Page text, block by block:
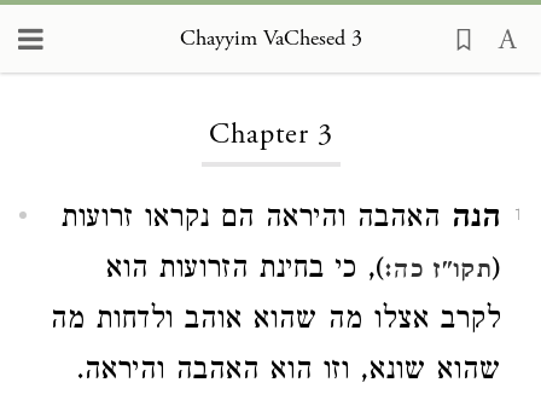
Chayyim VaChesed 3
Chapter 3
1 הנה האהבה והיראה הם נקראו זרועות
(תקו"ז כה:), כי בחינת הזרועות הוא
לקרב אצלו מה שהוא אוהב ולדחות מה
שהוא שונא, וזו הוא האהבה והיראה.